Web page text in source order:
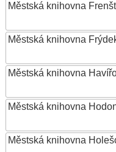
Městská knihovna
Městská knihovna
Městská knihovna
Městská knihovna
Městská knihovna